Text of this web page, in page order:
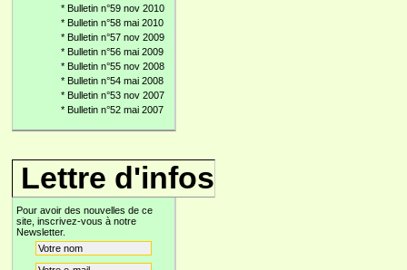
* Bulletin n°59 nov 2010
* Bulletin n°58 mai 2010
* Bulletin n°57 nov 2009
* Bulletin n°56 mai 2009
* Bulletin n°55 nov 2008
* Bulletin n°54 mai 2008
* Bulletin n°53 nov 2007
* Bulletin n°52 mai 2007
Lettre d'infos
Pour avoir des nouvelles de ce
site, inscrivez-vous à notre
Newsletter.